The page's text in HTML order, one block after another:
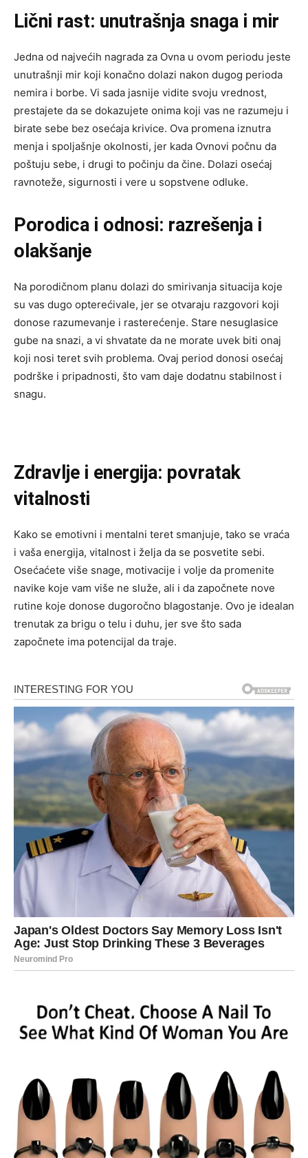
Lični rast: unutrašnja snaga i mir
Jedna od najvećih nagrada za Ovna u ovom periodu jeste
unutrašnji mir koji konačno dolazi nakon dugog perioda
nemira i borbe. Vi sada jasnije vidite svoju vrednost,
prestajete da se dokazujete onima koji vas ne razumeju i
birate sebe bez osećaja krivice. Ova promena iznutra
menja i spoljašnje okolnosti, jer kada Ovnovi počnu da
poštuju sebe, i drugi to počinju da čine. Dolazi osećaj
ravnoteže, sigurnosti i vere u sopstvene odluke.
Porodica i odnosi: razrešenja i
olakšanje
Na porodičnom planu dolazi do smirivanja situacija koje
su vas dugo opterećivale, jer se otvaraju razgovori koji
donose razumevanje i rasterećenje. Stare nesuglasice
gube na snazi, a vi shvatate da ne morate uvek biti onaj
koji nosi teret svih problema. Ovaj period donosi osećaj
podrške i pripadnosti, što vam daje dodatnu stabilnost i
snagu.
Zdravlje i energija: povratak
vitalnosti
Kako se emotivni i mentalni teret smanjuje, tako se vraća
i vaša energija, vitalnost i želja da se posvetite sebi.
Osećaćete više snage, motivacije i volje da promenite
navike koje vam više ne služe, ali i da započnete nove
rutine koje donose dugoročno blagostanje. Ovo je idealan
trenutak za brigu o telu i duhu, jer sve što sada
započnete ima potencijal da traje.